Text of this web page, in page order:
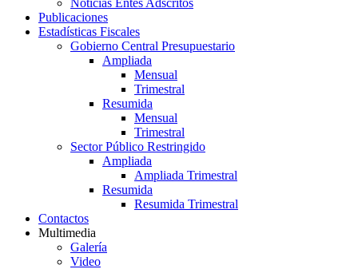
Noticias Entes Adscritos
Publicaciones
Estadísticas Fiscales
Gobierno Central Presupuestario
Ampliada
Mensual
Trimestral
Resumida
Mensual
Trimestral
Sector Público Restringido
Ampliada
Ampliada Trimestral
Resumida
Resumida Trimestral
Contactos
Multimedia
Galería
Video